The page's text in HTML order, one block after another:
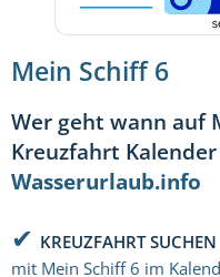
Mein Schiff 6
Wer geht wann auf
Kreuzfahrt Kalender
Wasserurlaub.info
✔ KREUZFAHRT SUCHEN
mit Mein Schiff 6 im